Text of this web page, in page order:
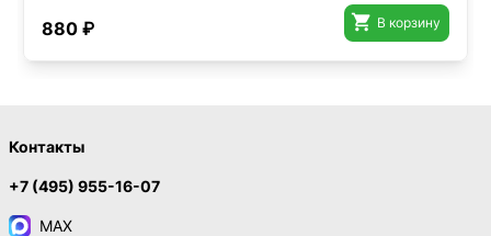
880 ₽  В корзину
Контакты
+7 (495) 955-16-07
MAX